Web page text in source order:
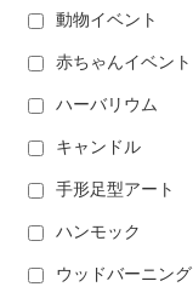
動物イベント
赤ちゃんイベント
ハーバリウム
キャンドル
手形足型アート
ハンモック
ウッドバーニング